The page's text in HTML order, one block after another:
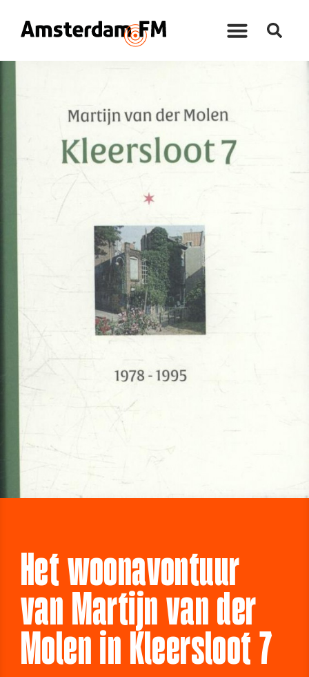
Het woonavontuur
van Martijn van der
Molen in Kleersloot 7